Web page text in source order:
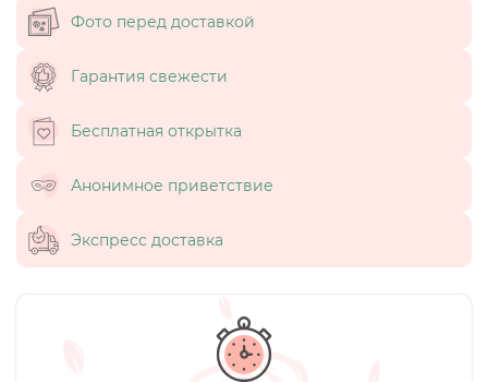
Фото перед доставкой
Гарантия свежести
Бесплатная открытка
Анонимное приветствие
Экспресс доставка